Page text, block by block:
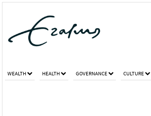
WEALTH HEALTH GOVERNANCE CULTURE